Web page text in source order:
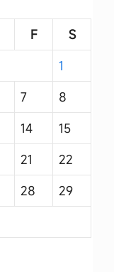
F
S
1
7
8
14
15
21
22
28
29